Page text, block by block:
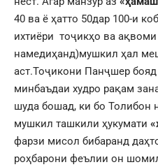
40 ва ё ҳатто 50дар 100-и
ихтиёри тоҷикҳо ва ақвоми
намедиҳанд)мушкил ҳал
аст.Тоҷикони Панҷшер
минбаъдаи худро рақам
шуда бошад, ки бо Толибон
мушкил ташкили ҳукумати
фарзи мисол бибаранд
роҳбарони феълии он